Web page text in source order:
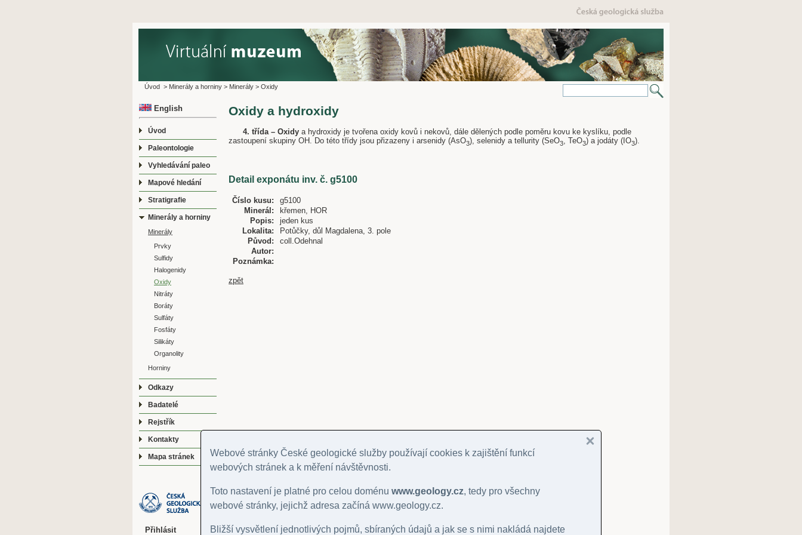
Úvod > Minerály a horniny > Minerály > Oxidy
English
Úvod
Paleontologie
Vyhledávání paleo
Mapové hledání
Stratigrafie
Minerály a horniny
Minerály
Prvky
Sulfidy
Halogenidy
Oxidy
Nitráty
Boráty
Sulfáty
Fosfáty
Silikáty
Organolity
Horniny
Odkazy
Badatelé
Rejstřík
Kontakty
Mapa stránek
Přihlásit
Oxidy a hydroxidy
4. třída – Oxidy a hydroxidy je tvořena oxidy kovů i nekovů, dále dělených podle poměru kovu ke kyslíku, podle
zastoupení skupiny OH. Do této třídy jsou přizazeny i arsenidy (AsO3), selenidy a tellurity (SeO3, TeO3) a jodáty (IO3).
Detail exponátu inv. č. g5100
Číslo kusu:
g5100
Minerál:
křemen, HOR
Popis:
jeden kus
Lokalita:
Potůčky, důl Magdalena, 3. pole
Původ:
coll.Odehnal
Autor:
Poznámka:
zpět
Webové stránky České geologické služby používají cookies k zajištění funkcí
webových stránek a k měření návštěvnosti.
Toto nastavení je platné pro celou doménu www.geology.cz, tedy pro všechny
webové stránky, jejichž adresa začíná www.geology.cz.
Bližší vysvětlení jednotlivých pojmů, sbíraných údajů a jak se s nimi nakládá najdete